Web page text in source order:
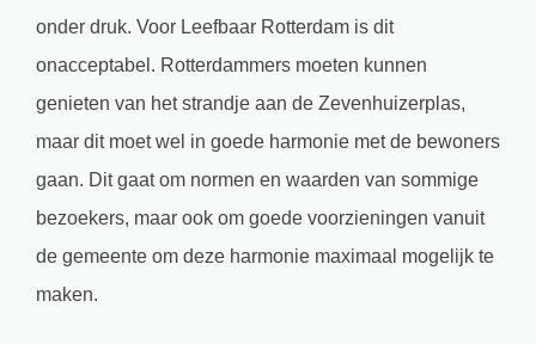
onder druk. Voor Leefbaar Rotterdam is dit
onacceptabel. Rotterdammers moeten kunnen
genieten van het strandje aan de Zevenhuizerplas,
maar dit moet wel in goede harmonie met de bewoners
gaan. Dit gaat om normen en waarden van sommige
bezoekers, maar ook om goede voorzieningen vanuit
de gemeente om deze harmonie maximaal mogelijk te
maken.